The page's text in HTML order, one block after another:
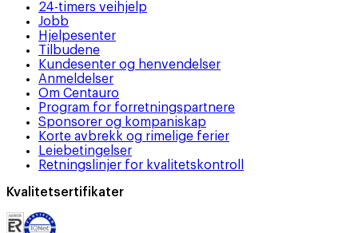
24-timers veihjelp
Jobb
Hjelpesenter
Tilbudene
Kundesenter og henvendelser
Anmeldelser
Om Centauro
Program for forretningspartnere
Sponsorer og kompaniskap
Korte avbrekk og rimelige ferier
Leiebetingelser
Retningslinjer for kvalitetskontroll
Kvalitetsertifikater